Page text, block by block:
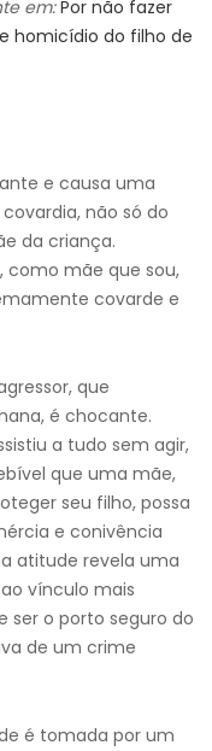
em: Por não fazer
homicídio do filho de
e causa uma
não só do
da criança.
como mãe que sou,
covarde e
que
é chocante.
a tudo sem agir,
que uma mãe,
seu filho, possa
e conivência
atitude revela uma
vínculo mais
ser o porto seguro do
de um crime
é tomada por um